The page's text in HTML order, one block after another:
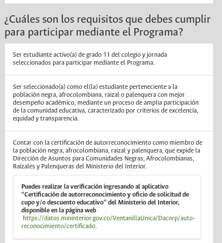
¿Cuáles son los requisitos que debes cumplir
para participar mediante el Programa?
Ser estudiante activo(a) de grado 11 del colegio y jornada
seleccionados para participar mediante el Programa.
Ser seleccionado(a) como el(la) estudiante perteneciente a la
población negra, afrocolombiana, raizal o palenquera con mejor
desempeño académico, mediante un proceso de amplia participación
de la comunidad educativa, caracterizado por criterios de excelencia,
equidad y transparencia.
Contar con la certificación de autorreconocimiento como miembro de
la población negra, afrocolombiana, raizal y palenquera, que expide la
Dirección de Asuntos para Comunidades Negras, Afrocolombianas,
Raizales y Palenqueras del Ministerio del Interior.
Puedes realizar la verificación ingresando al aplicativo
“Certificación de autorreconocimiento y oficio de solicitud de
cupo y/o descuento educativo” del Ministerio del Interior,
disponible en la página web
https://datos.mininterior.gov.co/VentanillaUnica/Dacnrp/auto-
reconocimiento/certificado.